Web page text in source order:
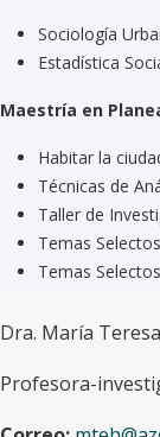
Sociología
Estadística
Maestría en
Habitar la
Técnicas de
Taller de
Temas
Temas
Dra. María
Profesora-